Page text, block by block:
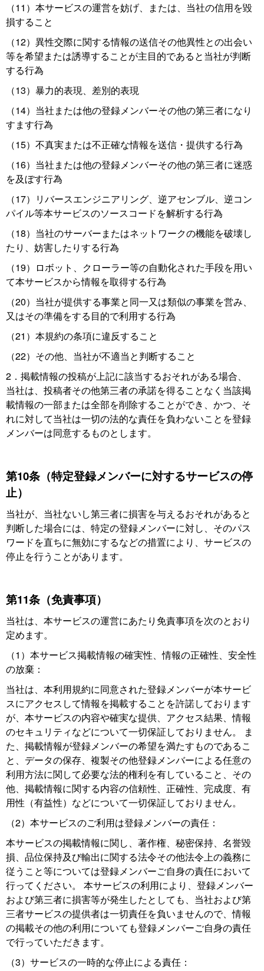
（11）本サービスの運営を妨げ、または、当社の信用を毀
損すること
（12）異性交際に関する情報の送信その他異性との出会い
等を希望または誘導することが主目的であると当社が判断
する行為
（13）暴力的表現、差別的表現
（14）当社または他の登録メンバーその他の第三者になり
すます行為
（15）不真実または不正確な情報を送信・提供する行為
（16）当社または他の登録メンバーその他の第三者に迷惑
を及ぼす行為
（17）リバースエンジニアリング、逆アセンブル、逆コン
パイル等本サービスのソースコードを解析する行為
（18）当社のサーバーまたはネットワークの機能を破壊し
たり、妨害したりする行為
（19）ロボット、クローラー等の自動化された手段を用い
て本サービスから情報を取得する行為
（20）当社が提供する事業と同一又は類似の事業を営み、
又はその準備をする目的で利用する行為
（21）本規約の条項に違反すること
（22）その他、当社が不適当と判断すること
2．掲載情報の投稿が上記に該当するおそれがある場合、
当社は、投稿者その他第三者の承諾を得ることなく当該掲
載情報の一部または全部を削除することができ、かつ、そ
れに対して当社は一切の法的な責任を負わないことを登録
メンバーは同意するものとします。
第10条（特定登録メンバーに対するサービスの停
止）
当社が、当社ないし第三者に損害を与えるおそれがあると
判断した場合には、特定の登録メンバーに対し、そのパス
ワードを直ちに無効にするなどの措置により、サービスの
停止を行うことがあります。
第11条（免責事項）
当社は、本サービスの運営にあたり免責事項を次のとおり
定めます。
（1）本サービス掲載情報の確実性、情報の正確性、安全性
の放棄：
当社は、本利用規約に同意された登録メンバーが本サービ
スにアクセスして情報を掲載することを許諾しております
が、本サービスの内容や確実な提供、アクセス結果、情報
のセキュリティなどについて一切保証しておりません。 ま
た、掲載情報が登録メンバーの希望を満たすものであるこ
と、データの保存、複製その他登録メンバーによる任意の
利用方法に関して必要な法的権利を有していること、その
他、掲載情報に関する内容の信頼性、正確性、完成度、有
用性（有益性）などについて一切保証しておりません。
（2）本サービスのご利用は登録メンバーの責任：
本サービスの掲載情報に関し、著作権、秘密保持、名誉毀
損、品位保持及び輸出に関する法令その他法令上の義務に
従うこと等については登録メンバーご自身の責任において
行ってください。 本サービスの利用により、登録メンバー
および第三者に損害等が発生したとしても、当社および第
三者サービスの提供者は一切責任を負いませんので、情報
の掲載その他の利用についても登録メンバーご自身の責任
で行っていただきます。
（3）サービスの一時的な停止による責任：